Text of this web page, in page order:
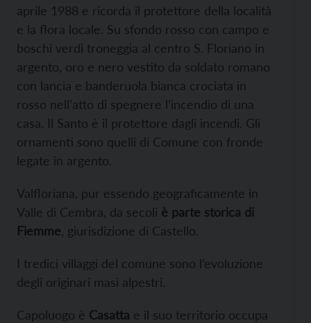
aprile 1988 e ricorda il protettore della località
e la flora locale. Su sfondo rosso con campo e
boschi verdi troneggia al centro S. Floriano in
argento, oro e nero vestito da soldato romano
con lancia e banderuola bianca crociata in
rosso nell’atto di spegnere l’incendio di una
casa. Il Santo è il protettore dagli incendi. Gli
ornamenti sono quelli di Comune con fronde
legate in argento.
Valfloriana, pur essendo geograficamente in
Valle di Cembra, da secoli è parte storica di
Fiemme , giurisdizione di Castello.
I tredici villaggi del comune sono l’evoluzione
degli originari masi alpestri.
Capoluogo è Casatta e il suo territorio occupa